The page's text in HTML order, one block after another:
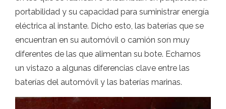
portabilidad y su capacidad para suministrar energía
eléctrica al instante. Dicho esto, las baterías que se
encuentran en su automóvil o camión son muy
diferentes de las que alimentan su bote. Echamos
un vistazo a algunas diferencias clave entre las
baterías del automóvil y las baterías marinas.